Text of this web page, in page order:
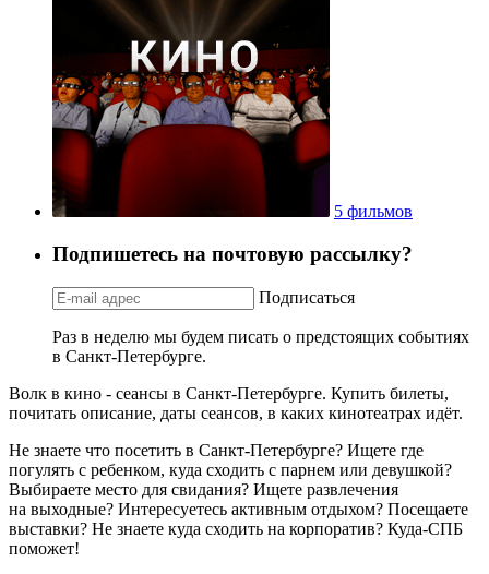
5 фильмов
Подпишетесь на почтовую рассылку?
Подписаться
Раз в неделю мы будем писать о предстоящих событиях
в Санкт-Петербурге.
Волк в кино - сеансы в Санкт-Петербурге. Купить билеты,
почитать описание, даты сеансов, в каких кинотеатрах идёт.
Не знаете что посетить в Санкт-Петербурге? Ищете где
погулять с ребенком, куда сходить с парнем или девушкой?
Выбираете место для свидания? Ищете развлечения
на выходные? Интересуетесь активным отдыхом? Посещаете
выставки? Не знаете куда сходить на корпоратив? Куда-СПБ
поможет!